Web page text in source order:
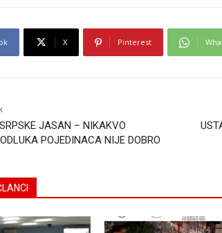
X Pinterest
JASAN – NIKAKVO
POJEDINACA NIJE DOBRO